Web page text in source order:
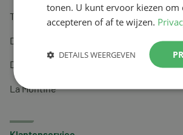
Tai-Ginseng
Dermagíq
Draisma
La Montine
tonen. U kunt ervoor kiezen om
accepteren of af te wijzen.
DETAILS WEERGEVEN